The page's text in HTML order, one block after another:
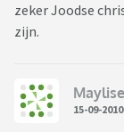
zeker Joodse
zijn.
Maylise
15-09-2010